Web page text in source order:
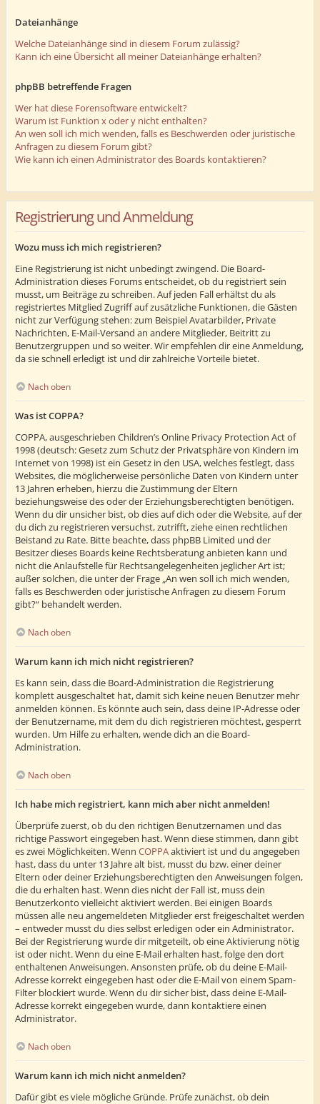
Dateianhänge
Welche Dateianhänge sind in diesem Forum zulässig?
Kann ich eine Übersicht all meiner Dateianhänge erhalten?
phpBB betreffende Fragen
Wer hat diese Forensoftware entwickelt?
Warum ist Funktion x oder y nicht enthalten?
An wen soll ich mich wenden, falls es Beschwerden oder juristische
Anfragen zu diesem Forum gibt?
Wie kann ich einen Administrator des Boards kontaktieren?
Registrierung und Anmeldung
Wozu muss ich mich registrieren?
Eine Registrierung ist nicht unbedingt zwingend. Die Board-
Administration dieses Forums entscheidet, ob du registriert sein
musst, um Beiträge zu schreiben. Auf jeden Fall erhältst du als
registriertes Mitglied Zugriff auf zusätzliche Funktionen, die Gästen
nicht zur Verfügung stehen: zum Beispiel Avatarbilder, Private
Nachrichten, E-Mail-Versand an andere Mitglieder, Beitritt zu
Benutzergruppen und so weiter. Wir empfehlen dir eine Anmeldung,
da sie schnell erledigt ist und dir zahlreiche Vorteile bietet.
Nach oben
Was ist COPPA?
COPPA, ausgeschrieben Children’s Online Privacy Protection Act of
1998 (deutsch: Gesetz zum Schutz der Privatsphäre von Kindern im
Internet von 1998) ist ein Gesetz in den USA, welches festlegt, dass
Websites, die möglicherweise persönliche Daten von Kindern unter
13 Jahren erheben, hierzu die Zustimmung der Eltern
beziehungsweise des oder der Erziehungsberechtigten benötigen.
Wenn du dir unsicher bist, ob dies auf dich oder die Website, auf der
du dich zu registrieren versuchst, zutrifft, ziehe einen rechtlichen
Beistand zu Rate. Bitte beachte, dass phpBB Limited und der
Besitzer dieses Boards keine Rechtsberatung anbieten kann und
nicht die Anlaufstelle für Rechtsangelegenheiten jeglicher Art ist;
außer solchen, die unter der Frage „An wen soll ich mich wenden,
falls es Beschwerden oder juristische Anfragen zu diesem Forum
gibt?“ behandelt werden.
Nach oben
Warum kann ich mich nicht registrieren?
Es kann sein, dass die Board-Administration die Registrierung
komplett ausgeschaltet hat, damit sich keine neuen Benutzer mehr
anmelden können. Es könnte auch sein, dass deine IP-Adresse oder
der Benutzername, mit dem du dich registrieren möchtest, gesperrt
wurden. Um Hilfe zu erhalten, wende dich an die Board-
Administration.
Nach oben
Ich habe mich registriert, kann mich aber nicht anmelden!
Überprüfe zuerst, ob du den richtigen Benutzernamen und das
richtige Passwort eingegeben hast. Wenn diese stimmen, dann gibt
es zwei Möglichkeiten. Wenn COPPAaktiviert ist und du angegeben
hast, dass du unter 13 Jahre alt bist, musst du bzw. einer deiner
Eltern oder deiner Erziehungsberechtigten den Anweisungen folgen,
die du erhalten hast. Wenn dies nicht der Fall ist, muss dein
Benutzerkonto vielleicht aktiviert werden. Bei einigen Boards
müssen alle neu angemeldeten Mitglieder erst freigeschaltet werden
– entweder musst du dies selbst erledigen oder ein Administrator.
Bei der Registrierung wurde dir mitgeteilt, ob eine Aktivierung nötig
ist oder nicht. Wenn du eine E-Mail erhalten hast, folge den dort
enthaltenen Anweisungen. Ansonsten prüfe, ob du deine E-Mail-
Adresse korrekt eingegeben hast oder die E-Mail von einem Spam-
Filter blockiert wurde. Wenn du dir sicher bist, dass deine E-Mail-
Adresse korrekt eingegeben wurde, dann kontaktiere einen
Administrator.
Nach oben
Warum kann ich mich nicht anmelden?
Dafür gibt es viele mögliche Gründe. Prüfe zunächst, ob dein